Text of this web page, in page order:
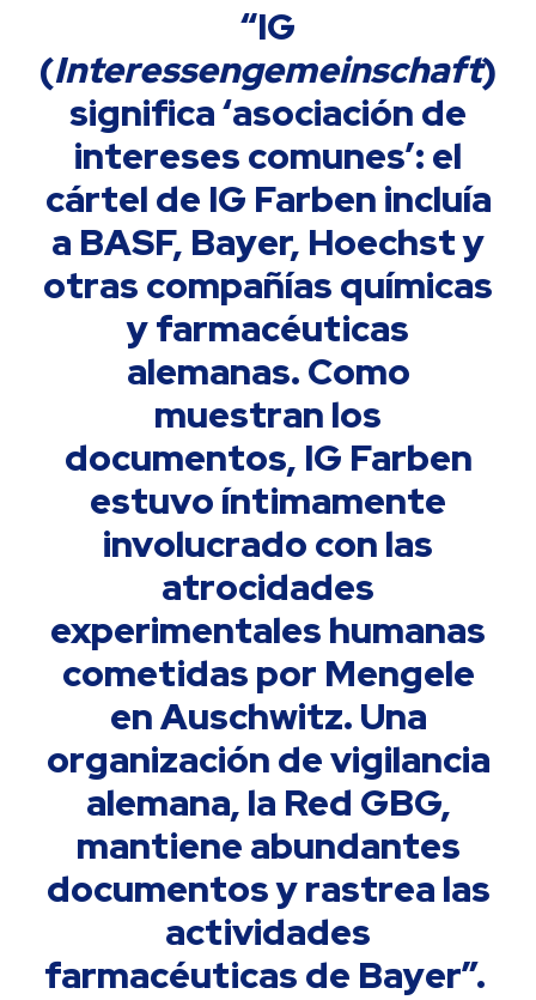
“IG
(Interessengemeinschaft)
significa ‘asociación de
intereses comunes’: el
cártel de IG Farben incluía
a BASF, Bayer, Hoechst y
otras compañías químicas
y farmacéuticas
alemanas. Como
muestran los
documentos, IG Farben
estuvo íntimamente
involucrado con las
atrocidades
experimentales humanas
cometidas por Mengele
en Auschwitz. Una
organización de vigilancia
alemana, la Red GBG,
mantiene abundantes
documentos y rastrea las
actividades
farmacéuticas de Bayer”.